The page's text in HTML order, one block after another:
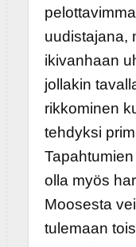
uudistajana,
ikivanhaan
jollakin
rikkominen
tehdyksi
olla myös
Moosesta
tulemaan